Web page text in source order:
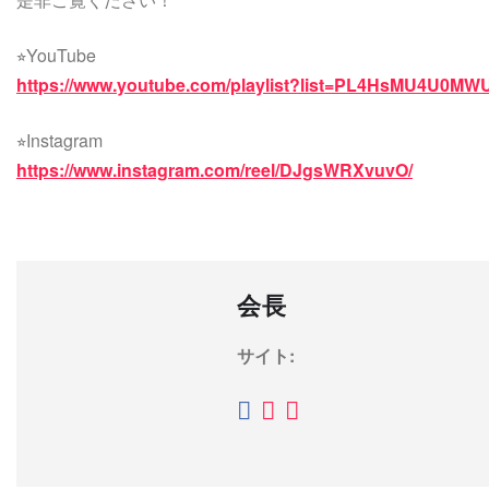
⭐︎YouTube
https://www.youtube.com/
⭐︎Instagram
https://www.instagram.com/reel/DJgsWRXvuvO/
会長
サイト: